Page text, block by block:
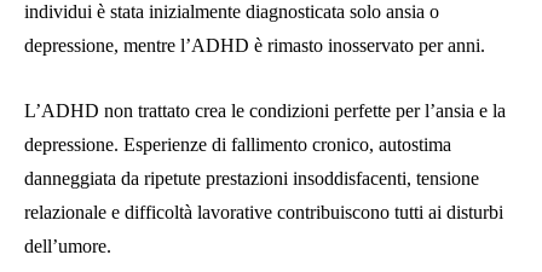
individui è stata inizialmente diagnosticata solo ansia o
depressione, mentre l’ADHD è rimasto inosservato per anni.
L’ADHD non trattato crea le condizioni perfette per l’ansia e la
depressione. Esperienze di fallimento cronico, autostima
danneggiata da ripetute prestazioni insoddisfacenti, tensione
relazionale e difficoltà lavorative contribuiscono tutti ai disturbi
dell’umore.